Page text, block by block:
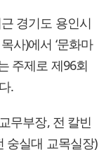
경기도 용인시
사)에서 ‘문화마
주제로 제96회
.
무부장, 전 칼빈
숭실대 교목실장)